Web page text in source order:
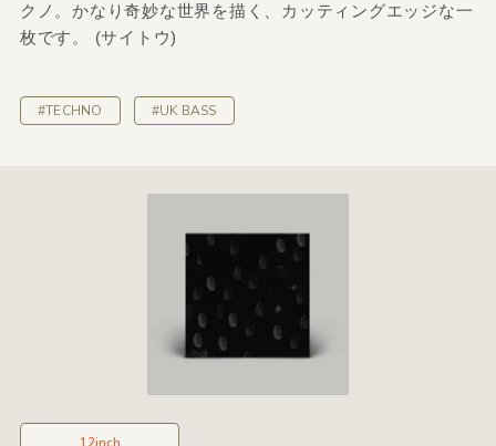
クノ。かなり奇妙な世界を描く、カッティングエッジな一
枚です。 (サイトウ)
#TECHNO #UK BASS